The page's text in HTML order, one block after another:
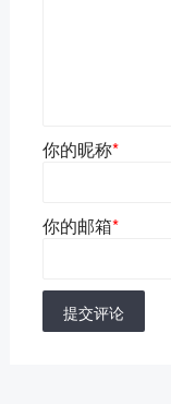
你的昵称*
你的邮箱*
提交评论